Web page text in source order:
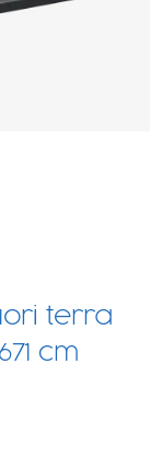
terra
cm